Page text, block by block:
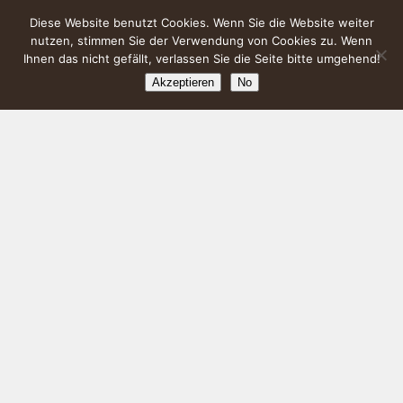
Diese Website benutzt Cookies. Wenn Sie die Website weiter
nutzen, stimmen Sie der Verwendung von Cookies zu. Wenn
Ihnen das nicht gefällt, verlassen Sie die Seite bitte umgehend!
Akzeptieren No